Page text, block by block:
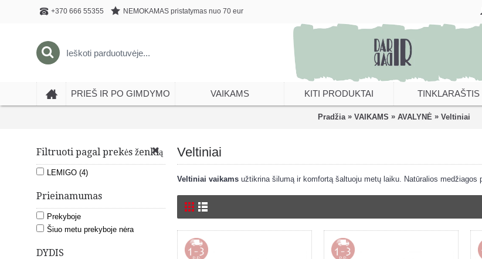
+370 666 55355 NEMOKAMAS pristatymas nuo 70 eur
PRIEŠ IR PO GIMDYMO VAIKAMS KITI PRODUKTAI TINKLARAŠTIS
Pradžia » VAIKAMS » AVALYNĖ » Veltiniai
Filtruoti pagal prekės ženklą
LEMIGO (4)
Prieinamumas
Prekyboje
Šiuo metu prekyboje nėra
DYDIS
Veltiniai
Veltiniai vaikams užtikrina šilumą ir komfortą šaltuoju metų laiku. Natūralios